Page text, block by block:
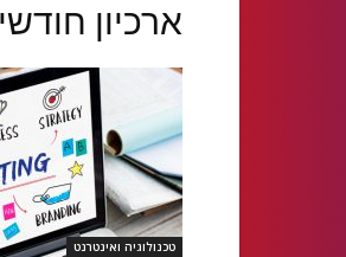
ארכיון חודשי:
טכנולוגיה ואינטרנט